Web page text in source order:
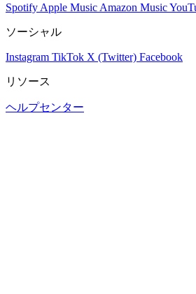
Spotify Apple Music Amazon Music
ソーシャル
Instagram TikTok X (Twitter) Facebook
リソース
ヘルプセンター